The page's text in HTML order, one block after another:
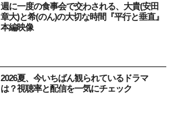
週に一度の食事会で交わされる、大貴(安田
章大)と希(のん)の大切な時間『平行と垂直』
本編映像
2026夏、今いちばん観られているドラマ
は？視聴率と配信を一気にチェック